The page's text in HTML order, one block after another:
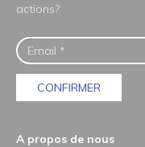
actions?
CONFIRMER
A propos de nous